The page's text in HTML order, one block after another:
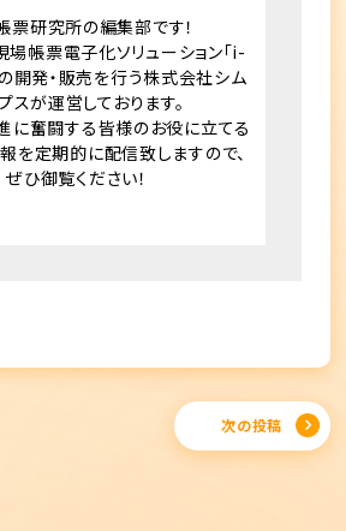
票研究所の編集部です！
場帳票電子化ソリューション「i-
開発・販売を行う株式会社シム
スが運営しております。
に奮闘する皆様のお役に立てる
を定期的に配信致しますので、
ぜひ御覧ください！
次の投稿